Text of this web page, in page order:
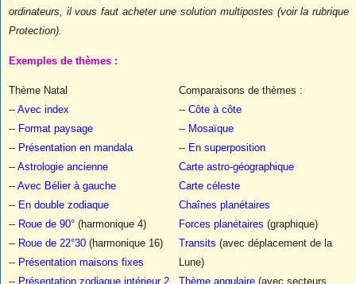
ordinateurs, il vous faut acheter une solution multipostes (voir la rubrique
Protection).
Exemples de thèmes :
Thème Natal
-- Avec index
-- Format paysage
-- Présentation en mandala
-- Astrologie ancienne
-- Avec Bélier à gauche
-- En double zodiaque
-- Roue de 90° (harmonique 4)
-- Roue de 22°30 (harmonique 16)
-- Présentation maisons fixes
-- Présentation zodiaque intérieur 2
Comparaisons de thèmes :
-- Côte à côte
-- Mosaïque
-- En superposition
Carte astro-géographique
Carte céleste
Chaînes planétaires
Forces planétaires (graphique)
Transits (avec déplacement de la
Lune)
Thème angulaire (avec secteurs